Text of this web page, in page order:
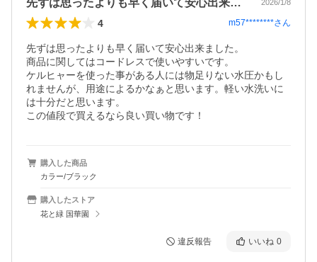
先ずは思ったよりも早く届いて安心出来ま… 2026/1/8
4 m57********さん
先ずは思ったよりも早く届いて安心出来ました。
商品に関してはコードレスで使いやすいです。
ケルヒャーを使った事がある人には物足りない水圧かもし
れませんが、用途によるかなぁと思います。軽い水洗いに
は十分だと思います。
この値段で買えるなら良い買い物です！
購入した商品
カラー/ブラック
購入したストア
花と緑 国華園
違反報告 いいね 0